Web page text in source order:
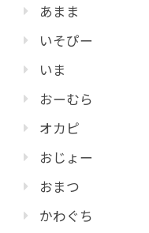
あまま
いそぴー
いま
おーむら
オカピ
おじょー
おまつ
かわぐち